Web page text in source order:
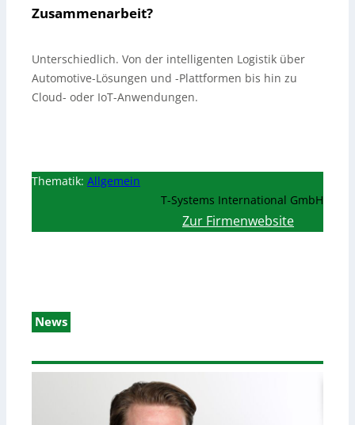
Zusammenarbeit?
Unterschiedlich. Von der intelligenten Logistik über
Automotive-Lösungen und -Plattformen bis hin zu
Cloud- oder IoT-Anwendungen.
Thematik: Allgemein
T-Systems International GmbH
Zur Firmenwebsite
News